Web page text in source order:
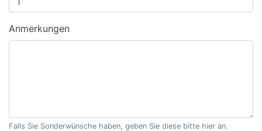
Anmerkungen
Falls Sie Sonderwünsche haben, geben Sie diese bitte hier an.